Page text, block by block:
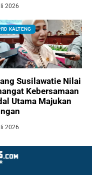
2026
KALTENG
Susilawatie Nilai
Kebersamaan
Utama Majukan
2026